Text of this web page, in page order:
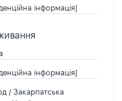
інформація]
інформація]
/ Закарпатська